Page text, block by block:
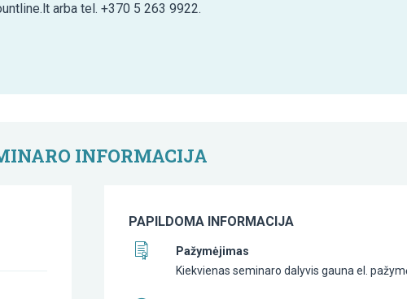
arba tel. +370 5 263 9922.
INFORMACIJA
PAPILDOMA INFORMACIJA
Pažymėjimas
Kiekvienas seminaro dalyvis gauna el.